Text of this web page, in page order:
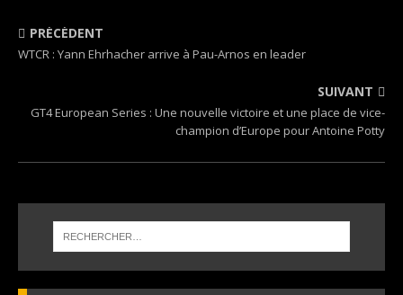
PRÉCÉDENT
WTCR : Yann Ehrhacher arrive à Pau-Arnos en leader
SUIVANT
GT4 European Series : Une nouvelle victoire et une place de vice-
champion d’Europe pour Antoine Potty